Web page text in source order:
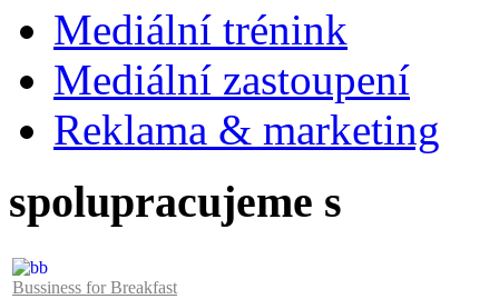
Mediální trénink
Mediální zastoupení
Reklama & marketing
spolupracujeme s
Bussiness for Breakfast